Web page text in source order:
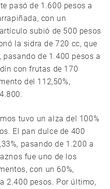
pasó de 1.600 pesos a
con un
subió de 500 pesos
la sidra de 720 cc, que
de 1.400 pesos a
con frutas de 170
del 112,50%,
tuvo un alza del 100%
El pan dulce de 400
pasando de 1.200 a
fue uno de los
con un 60%,
2.400 pesos. Por último,